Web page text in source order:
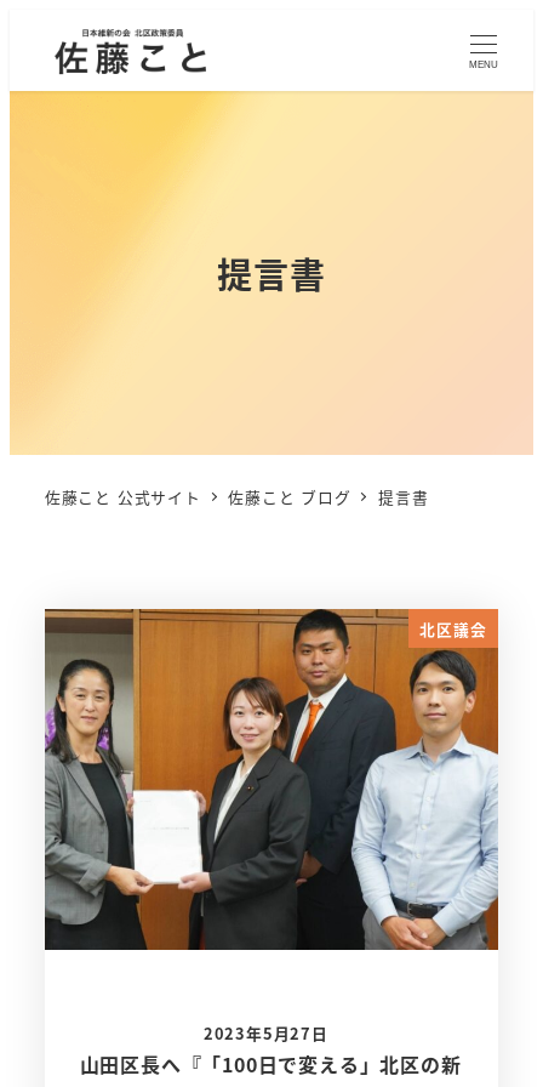
MENU
提言書
佐藤こと 公式サイト 佐藤こと ブログ 提言書
北区議会
山田区長へ『「100日で変える」北区の新
2023年5月27日